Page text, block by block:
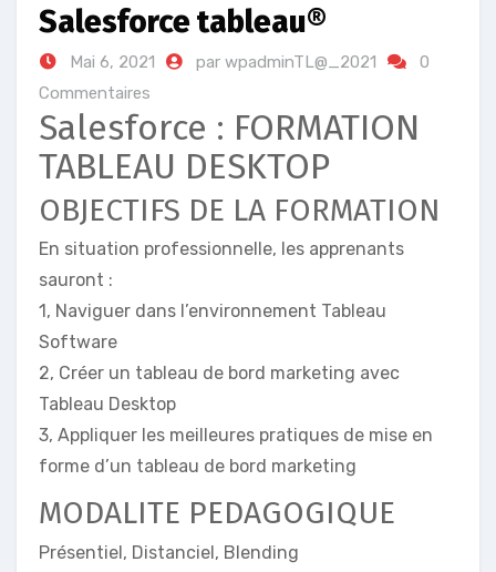
Salesforce tableau®
Mai 6, 2021 par wpadminTL@_2021
0
Commentaires
Salesforce : FORMATION
TABLEAU DESKTOP
OBJECTIFS DE LA FORMATION
En situation professionnelle, les apprenants
sauront :
1, Naviguer dans l’environnement Tableau
Software
2, Créer un tableau de bord marketing avec
Tableau Desktop
3, Appliquer les meilleures pratiques de mise en
forme d’un tableau de bord marketing
MODALITE PEDAGOGIQUE
Présentiel, Distanciel, Blending